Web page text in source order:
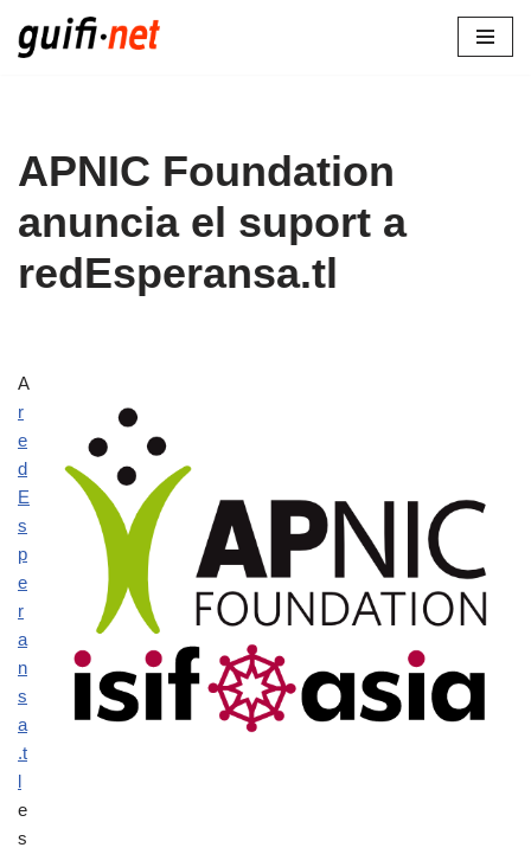
Vés
APNIC Foundation
anuncia el suport a
redEsperansa.tl
A
r
e
d
E
s
p
e
r
a
n
s
a
.t
l
e
s